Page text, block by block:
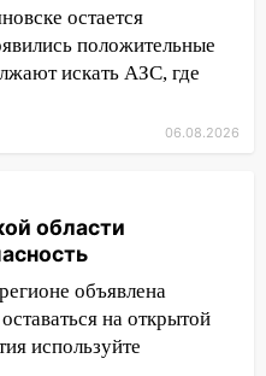
и ограбил:
оказался
движение
если им
ДТП и получили
перед
остается
положительные
искать АЗС, где
06.08.2026
области
объявлена
на открытой
используйте